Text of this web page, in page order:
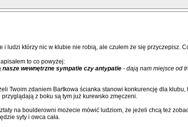
ludzi którzy nic w klubie nie robią, ale czułem że się przyczepisz.
to co powyżej:
nasze wewnętrzne sympatie czy antypatie - dają nam miejsce od
Twoim zdaniem Bartkowa ścianka stanowi konkurencję dla
z boku są tym już kurewsko zmęczeni.
na boulderowni możecie mówić ludziom, że jeżeli chcą też
syty i owca cała.